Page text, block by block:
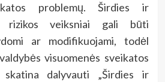
problemų. Širdies ir
rizikos veiksniai gali būti
ar modifikuojami, todėl
visuomenės sveikatos
skatina dalyvauti „Širdies ir